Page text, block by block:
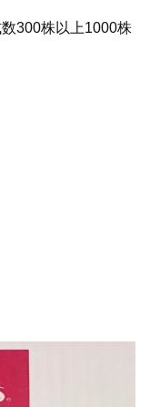
300株以上1000株